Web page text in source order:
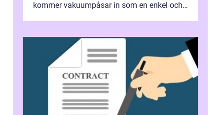
kommer vakuumpåsar in som en enkel och